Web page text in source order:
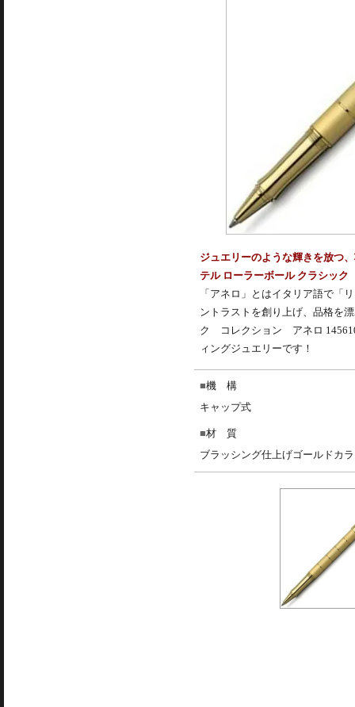
ジュエリーのような輝きを放つ
テル ローラーボール クラシッ
「アネロ」とはイタリア語で「
ントラストを創り上げ、品格を
ク コレクション アネロ
ィングジュエリーです！
機 構
キャップ式
材 質
ブラッシング仕上げゴールドカ